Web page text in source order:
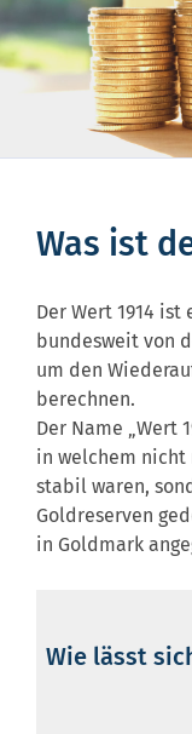
Was ist
Der Wert 1914
bundesweit von
um den
berechnen.
Der Name „Wert
in welchem nicht
stabil waren,
Goldreserven
in Goldmark
Wie lässt